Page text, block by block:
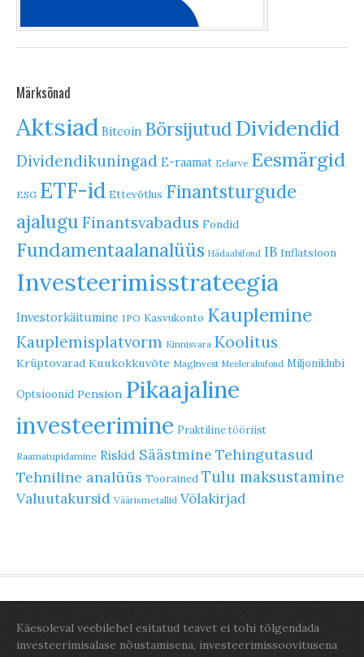
Märksõnad
Aktsiad Bitcoin Börsijutud Dividendid
Dividendikuningad E-raamat Eelarve Eesmärgid
ESG ETF-id Ettevõtlus Finantsturgude
ajalugu Finantsvabadus Fondid
Fundamentaalanalüüs Hädaabifond IB Inflatsioon
Investeerimisstrateegia
Investorkäitumine IPO Kasvukonto Kauplemine
Kauplemisplatvorm Kinnisvara Koolitus
Krüptovarad Kuukokkuvõte MagInvest Meelerahufond Miljoniklubi
Optsioonid Pension Pikaajaline
investeerimine Praktiline tööriist
Raamatupidamine Riskid Säästmine Tehingutasud
Tehniline analüüs Toorained Tulu maksustamine
Valuutakursid Väärismetallid Võlakirjad
Käesoleval veebilehel esitatud teavet ei tohi tõlgendada
investeerimisalase nõustamisena, investeerimissoovitusena